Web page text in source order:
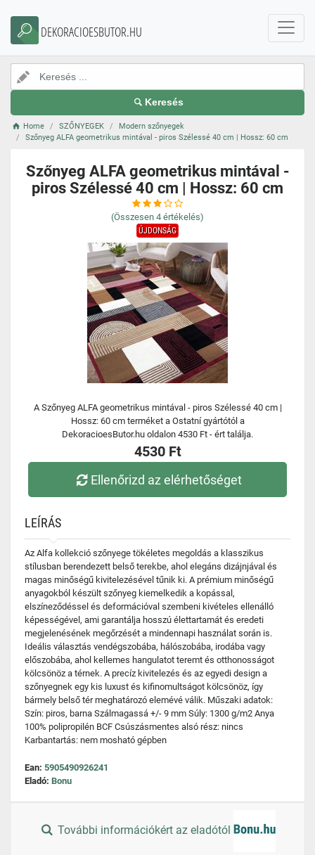
DEKORACIOESBUTOR.HU
Keresés
Home SZŐNYEGEK
Modern szőnyegek
Szőnyeg ALFA geometrikus mintával - piros Szélessé 40 cm | Hossz: 60 cm
Szőnyeg ALFA geometrikus mintával -
piros Szélessé 40 cm | Hossz: 60 cm
(Összesen 4 értékelés)
ÚJDONSÁG
A Szőnyeg ALFA geometrikus mintával - piros Szélessé 40 cm |
Hossz: 60 cm terméket a Ostatní gyártótól a
DekoracioesButor.hu oldalon 4530 Ft - ért találja.
4530 Ft
Ellenőrizd az elérhetőséget
LEÍRÁS
Az Alfa kollekció szőnyege tökéletes megoldás a klasszikus
stílusban berendezett belső terekbe, ahol elegáns dizájnjával és
magas minőségű kivitelezésével tűnik ki. A prémium minőségű
anyagokból készült szőnyeg kiemelkedik a kopással,
elszíneződéssel és deformációval szembeni kivételes ellenálló
képességével, ami garantálja hosszú élettartamát és eredeti
megjelenésének megőrzését a mindennapi használat során is.
Ideális választás vendégszobába, hálószobába, irodába vagy
előszobába, ahol kellemes hangulatot teremt és otthonosságot
kölcsönöz a térnek. A precíz kivitelezés és az egyedi design a
szőnyegnek egy kis luxust és kifinomultságot kölcsönöz, így
bármely belső tér meghatározó elemévé válik. Műszaki adatok:
Szín: piros, barna Szálmagassá +/- 9 mm Súly: 1300 g/m2 Anya
100% polipropilén BCF Csúszásmentes alsó rész: nincs
Karbantartás: nem mosható gépben
Ean: 5905490926241
Eladó: Bonu
További információkért az eladótól